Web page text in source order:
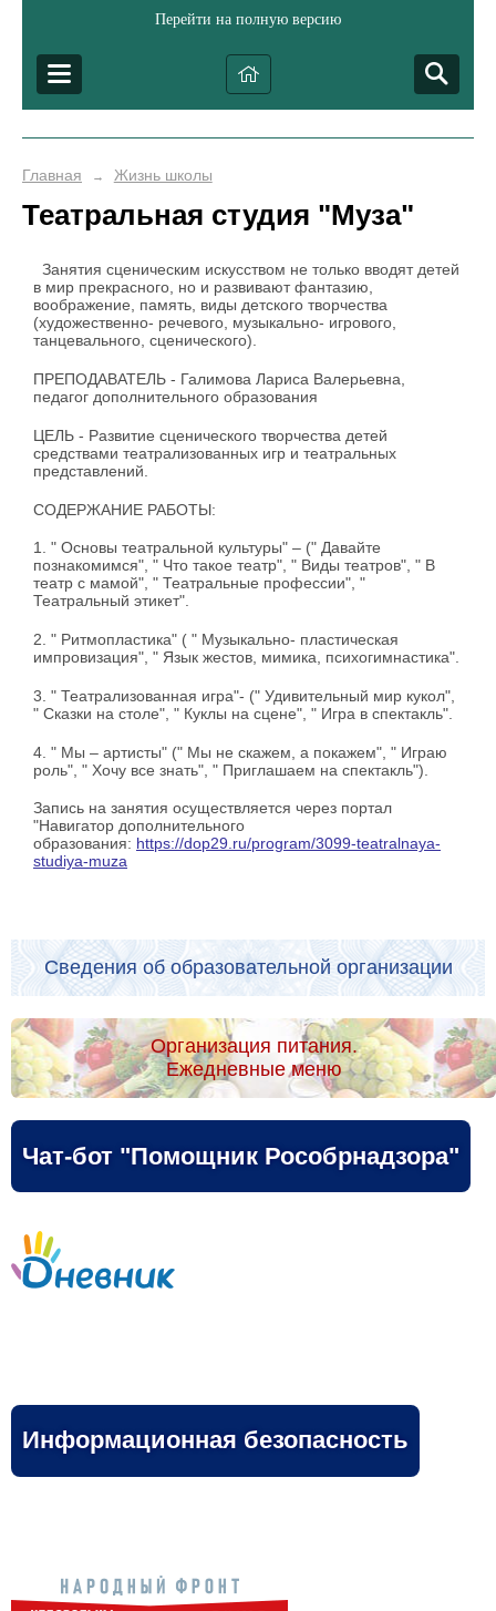
Перейти на полную версию
Главная → Жизнь школы
Театральная студия "Муза"
Занятия сценическим искусством не только вводят детей
в мир прекрасного, но и развивают фантазию,
воображение, память, виды детского творчества
(художественно- речевого, музыкально- игрового,
танцевального, сценического).
ПРЕПОДАВАТЕЛЬ - Галимова Лариса Валерьевна,
педагог дополнительного образования
ЦЕЛЬ - Развитие сценического творчества детей
средствами театрализованных игр и театральных
представлений.
СОДЕРЖАНИЕ РАБОТЫ:
1. " Основы театральной культуры" – (" Давайте
познакомимся", " Что такое театр", " Виды театров", " В
театр с мамой", " Театральные профессии", "
Театральный этикет".
2. " Ритмопластика" ( " Музыкально- пластическая
импровизация", " Язык жестов, мимика, психогимнастика".
3. " Театрализованная игра"- (" Удивительный мир кукол",
" Сказки на столе", " Куклы на сцене", " Игра в спектакль".
4. " Мы – артисты" (" Мы не скажем, а покажем", " Играю
роль", " Хочу все знать", " Приглашаем на спектакль").
Запись на занятия осуществляется через портал
"Навигатор дополнительного
образования: https://dop29.ru/program/3099-teatralnaya-
studiya-muza
Сведения об образовательной организации
Организация питания.
Ежедневные меню
Чат-бот "Помощник Рособрнадзора"
Информационная безопасность